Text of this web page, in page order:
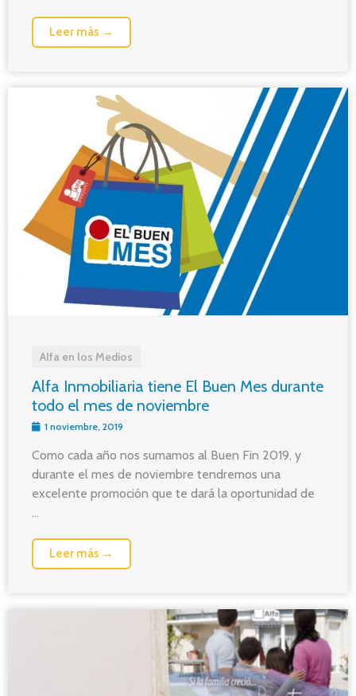
Leer más →
Alfa en los Medios
Alfa Inmobiliaria tiene El Buen Mes durante
todo el mes de noviembre
1 noviembre, 2019
Como cada año nos sumamos al Buen Fin 2019, y
durante el mes de noviembre tendremos una
excelente promoción que te dará la oportunidad de
...
Leer más →